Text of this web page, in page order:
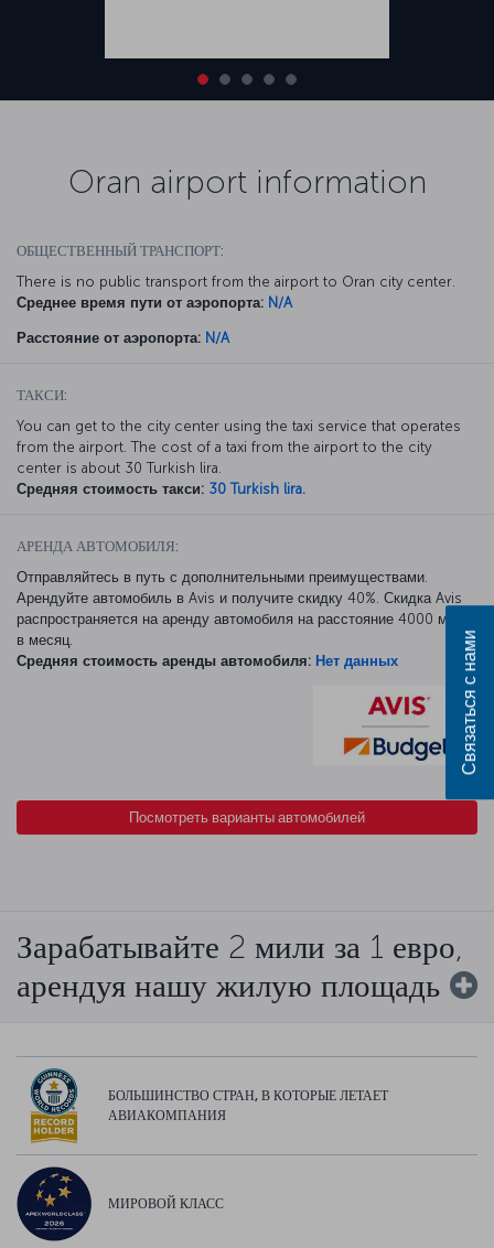
Oran airport information
ОБЩЕСТВЕННЫЙ ТРАНСПОРТ:
There is no public transport from the airport to Oran city center.
Среднее время пути от аэропорта: N/A
Расстояние от аэропорта: N/A
ТАКСИ:
You can get to the city center using the taxi service that operates
from the airport. The cost of a taxi from the airport to the city
center is about 30 Turkish lira.
Средняя стоимость такси: 30 Turkish lira.
АРЕНДА АВТОМОБИЛЯ:
Отправляйтесь в путь с дополнительными преимуществами.
Арендуйте автомобиль в Avis и получите скидку 40%. Скидка Avis
распространяется на аренду автомобиля на расстояние 4000 миль
в месяц.
Средняя стоимость аренды автомобиля: Нет данных
Посмотреть варианты автомобилей
Зарабатывайте 2 мили за 1 евро,
арендуя нашу жилую площадь
БОЛЬШИНСТВО СТРАН, В КОТОРЫЕ ЛЕТАЕТ
АВИАКОМПАНИЯ
МИРОВОЙ КЛАСС
Связаться с нами